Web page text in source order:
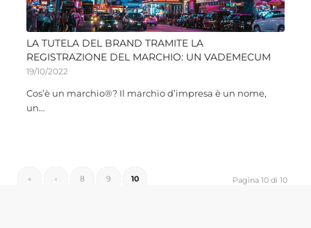
LA TUTELA DEL BRAND TRAMITE LA
REGISTRAZIONE DEL MARCHIO: UN VADEMECUM
19/10/2022
Cos’è un marchio®? Il marchio d’impresa è un nome,
un…
Pagina 10 di 10
« ‹ 8 9 10